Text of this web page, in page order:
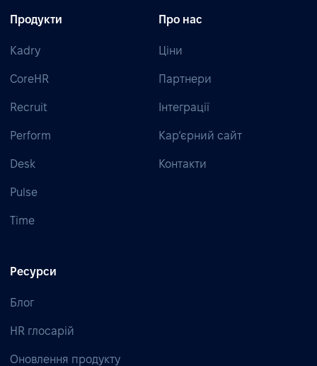
Продукти
Kadry
CoreHR
Recruit
Perform
Desk
Pulse
Time
Про нас
Ціни
Партнери
Інтеграції
Кар’єрний сайт
Контакти
Ресурси
Блог
HR глосарій
Оновлення продукту